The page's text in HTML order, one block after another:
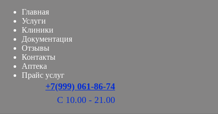
Главная
Услуги
Клиники
Документация
Отзывы
Контакты
Аптека
Прайс услуг
+7(999) 061-86-74
С 10.00 - 21.00